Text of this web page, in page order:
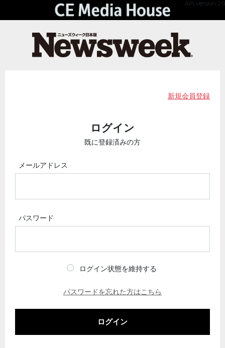
API Version 2.0
新規会員登録
ログイン
既に登録済みの方
メールアドレス
パスワード
ログイン状態を維持する
パスワードを忘れた方はこちら
ログイン